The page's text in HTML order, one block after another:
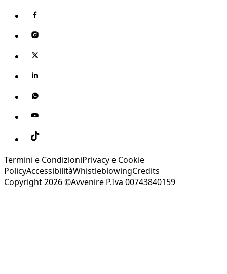
Termini e CondizioniPrivacy e Cookie
PolicyAccessibilitàWhistleblowingCredits
Copyright 2026 ©Avvenire P.Iva 00743840159